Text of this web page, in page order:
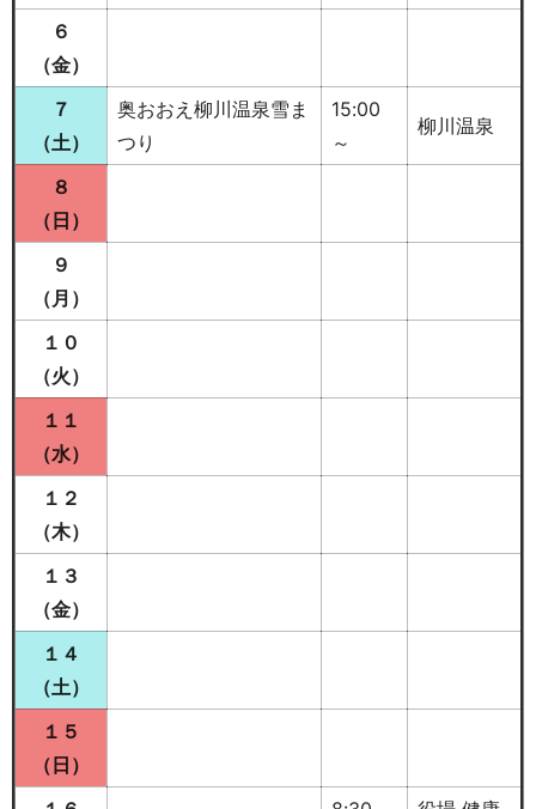
６
（金）
７
（土）
奥おおえ柳川温泉雪ま
つり
15:00
～
柳川温泉
８
（日）
９
（月）
１０
（火）
１１
（水）
１２
（木）
１３
（金）
１４
（土）
１５
（日 ）